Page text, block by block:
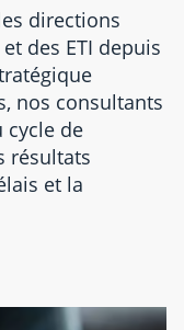
directions
des ETI depuis
nos consultants
cycle de
résultats
et la